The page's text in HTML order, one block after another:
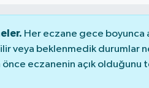
Her eczane gece boyunca
veya beklenmedik durumlar
eczanenin açık olduğunu